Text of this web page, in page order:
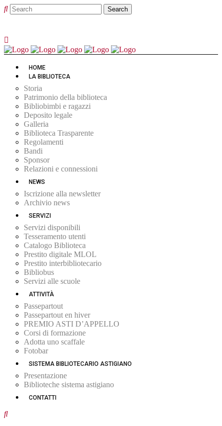
HOME
LA BIBLIOTECA
Storia
Patrimonio della biblioteca
Bibliobimbi e ragazzi
Deposito legale
Galleria
Biblioteca Trasparente
Regolamenti
Bandi
Sponsor
Relazioni e connessioni
NEWS
Iscrizione alla newsletter
Archivio news
SERVIZI
Servizi disponibili
Tesseramento utenti
Catalogo Biblioteca
Prestito digitale MLOL
Prestito interbibliotecario
Bibliobus
Servizi alle scuole
ATTIVITÀ
Passepartout
Passepartout en hiver
PREMIO ASTI D’APPELLO
Corsi di formazione
Adotta uno scaffale
Fotobar
SISTEMA BIBLIOTECARIO ASTIGIANO
Presentazione
Biblioteche sistema astigiano
CONTATTI